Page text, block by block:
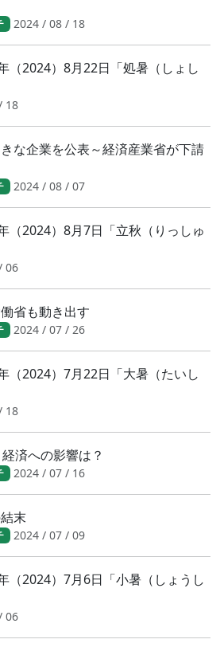
2024 / 08 / 18
2024）8月22日「処暑（しょし
18
な企業を公表～経済産業省が下請
2024 / 08 / 07
2024）8月7日「立秋（りっしゅ
06
省も動き出す
2024 / 07 / 26
2024）7月22日「大暑（たいし
18
済への影響は？
2024 / 07 / 16
末
2024 / 07 / 09
2024）7月6日「小暑（しょうし
06